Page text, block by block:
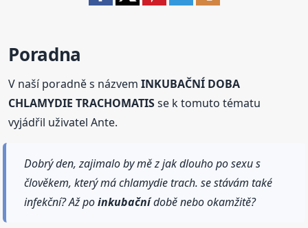
Poradna
V naší poradně s názvemINKUBAČNÍ DOBA
CHLAMYDIE TRACHOMATISse k tomuto tématu
vyjádřil uživatel Ante.
Dobrý den, zajimalo by mě z jak dlouho po sexu s
člověkem, který má chlamydie trach. se stávám také
infekční? Až poinkubačnídobě nebo okamžitě?